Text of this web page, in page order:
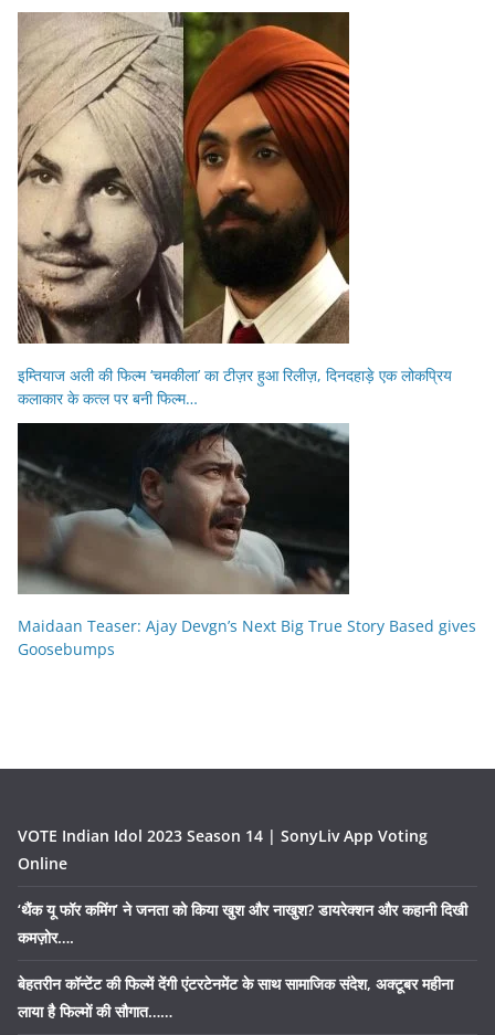
इम्तियाज अली की फिल्म ‘चमकीला’ का टीज़र हुआ रिलीज़, दिनदहाड़े एक लोकप्रिय
कलाकार के कत्ल पर बनी फिल्म…
Maidaan Teaser: Ajay Devgn’s Next Big True Story Based gives
Goosebumps
VOTE Indian Idol 2023 Season 14 | SonyLiv App Voting
Online
‘थैंक यू फॉर कमिंग’ ने जनता को किया खुश और नाखुश? डायरेक्शन और कहानी दिखी
कमज़ोर….
बेहतरीन कॉन्टेंट की फिल्में देंगी एंटरटेनमेंट के साथ सामाजिक संदेश, अक्टूबर महीना
लाया है फिल्मों की सौगात……